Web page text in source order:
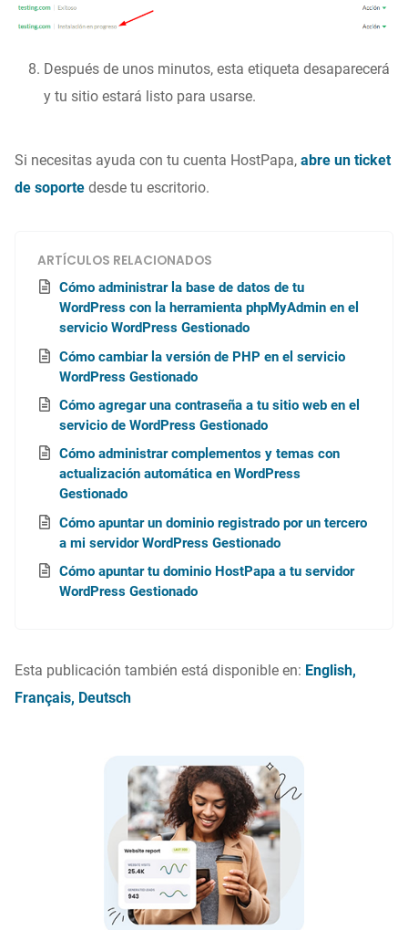
Después de unos minutos, esta etiqueta desaparecerá
y tu sitio estará listo para usarse.
Si necesitas ayuda con tu cuenta HostPapa, abre un ticket
de soporte desde tu escritorio.
ARTÍCULOS RELACIONADOS
Cómo administrar la base de datos de tu
WordPress con la herramienta phpMyAdmin en el
servicio WordPress Gestionado
Cómo cambiar la versión de PHP en el servicio
WordPress Gestionado
Cómo agregar una contraseña a tu sitio web en el
servicio de WordPress Gestionado
Cómo administrar complementos y temas con
actualización automática en WordPress
Gestionado
Cómo apuntar un dominio registrado por un tercero
a mi servidor WordPress Gestionado
Cómo apuntar tu dominio HostPapa a tu servidor
WordPress Gestionado
Esta publicación también está disponible en: English
Français Deutsch